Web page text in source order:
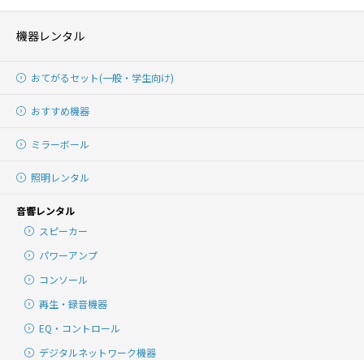
機器レンタル
おてがるセット(一般・学生向け)
おすすめ機器
ミラーボール
照明レンタル
音響レンタル
スピーカー
パワーアンプ
コンソール
再生・録音機器
EQ・コントロール
デジタルネットワーク機器